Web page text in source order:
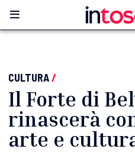
CULTURA/
Il Forte di
rinascerà
arte e